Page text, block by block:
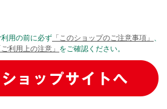
用の前に必ず 「このショップのご注意事項」 、
利用上の注意」 をご確認ください。